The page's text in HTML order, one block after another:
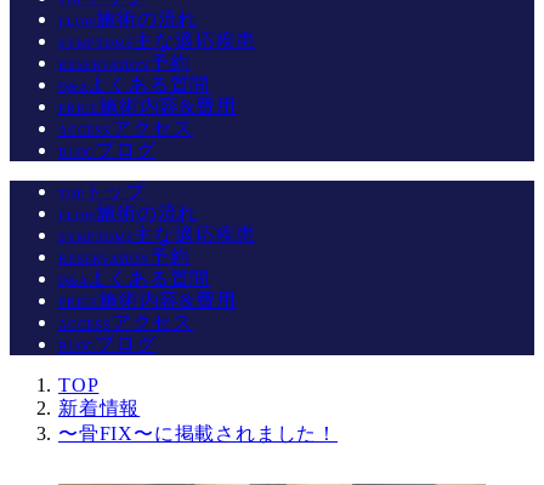
FLOW施術の流れ
SYMPTOMS主な適応疾患
RESERVATION予約
Q&A よくある質問
PRICE施術内容&費用
ACCESS アクセス
BLOGブログ
TOP トップ
FLOW施術の流れ
SYMPTOMS主な適応疾患
RESERVATION予約
Q&A よくある質問
PRICE施術内容&費用
ACCESS アクセス
BLOGブログ
TOP
新着情報
〜骨FIX〜に掲載されました！